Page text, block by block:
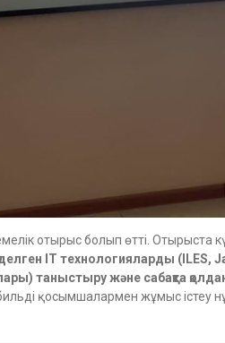
отырыс болып өтті. Отырыста
ІТ технологияларды
таныстыру және сабақта
қосымшалармен жұмыс істеу